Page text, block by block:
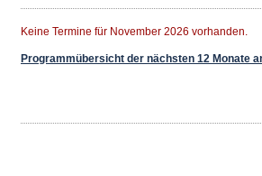
Keine Termine für November 2026 vorhanden.
Programmübersicht der nächsten 12 Monate